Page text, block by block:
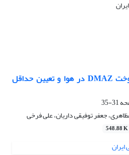
اندازه‌گیری ضریب نفوذ سوخت DMAZ در هوا و تعیین حداقل
31-35
جعفر توفیقی داریان، علی فرخی
548.88 K